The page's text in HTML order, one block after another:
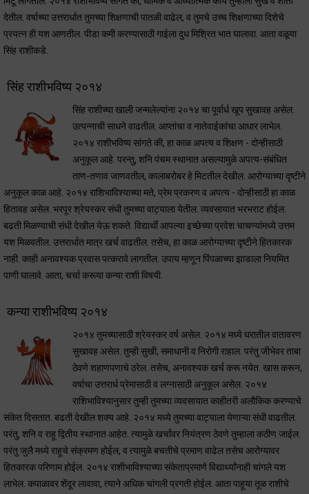
देतील. वर्षाच्या उत्तरार्धात तुमच्या शिक्षणाची पातळी वाढेल, व तुमचे उच्च शिक्षणाच्या दिशेचे
प्रयत्न ही यश आणतील. पीडा कमी करण्यासाठी गाईला दुध मिश्रित भात घालावा. आता वळूया
सिंह राशीकडे.
सिंह राशीभविष्य २०१४
सिंह राशीच्या खाली जन्मलेल्यांना २०१४ चा पूर्वार्ध खूप सुखावह असेल.
उत्पन्नाची साधने वाढतील. आप्तांचा व नातेवाईकांचा आधार लाभेल.
२०१४ राशीभविष्य सांगते की, हा काळ अपत्य व शिक्षण - दोन्हीसाठी
अनुकूल आहे. परन्तु, शनि पंचम स्थानात असल्यामुळे अपत्य-संबंधित
ताण-तणाव जाणवतील, कालाबरोबर हे मिटतील देखील. आरोग्याच्या दृष्टीने
अनुकूल काळ आहे. २०१४ राशिभाविश्याच्या मते, प्रेम प्रकरण व अपत्य - दोन्हीसाठी हा काळ
हितावह असेल. भरपूर श्रेयस्कर संधी तुमच्या वाट्याला येतील. व्यवसायात भरभराट होईल.
बढती मिळण्याची संधी देखील येऊ शकते. विद्यार्थी आपल्या इच्छेच्या प्रवेश चाचण्यांमध्ये उत्तम
यश मिळवतील. उत्तरार्धात मात्र खर्च वाढतील. तसेच, हा काळ आरोग्याच्या दृष्टीने हितकारक
नाही. काही अनावश्यक प्रवास पत्करावे लागतील. उपाय म्हणून पिंपळाच्या झाडाला नियमित
पाणी घालावे. आता, चर्चा करूया कन्या राशी विषयी.
कन्या राशीभविष्य २०१४
२०१४ तुमच्यासाठी श्रेयस्कर वर्ष असेल. २०१४ मध्ये घरातील वातावरण
सुखावह असेल. तुम्ही सुखी, समाधानी व निरोगी राहाल. परंतु जीभेवर ताबा
ठेवणे शहाणपणाचे ठरेल. तसेच, अनावश्यक खर्च करू नयेत. खास करून,
वर्षाचा उत्तरार्ध प्रेमासाठी व लग्नासाठी अनुकूल असेल. २०१४
राशिभाविश्यानुसार तुम्ही तुमच्या व्यवसायात काहीतरी अलौकिक करण्याचे
संकेत दिसतात. बढती देखील शक्य आहे. २०१४ मध्ये तुमच्या वाट्याला येणाऱ्या संधी वाढतील.
परंतु, शनि व राहू द्वितीय स्थानात आहेत. त्यामुळे खर्चांवर नियंत्रण ठेवणे तुम्हाला कठीण जाईल.
परंतु जुलै मध्ये राहूचे संक्रमण होईल, व त्यामुळे बचतीचे प्रमाण वाढेल तसेच आरोग्यावर
हितकारक परिणाम होईल. २०१४ राशीभाविश्याच्या संकेताप्रमाणे विद्यार्थ्यांनाही चांगले यश
लाभेल. कपाळावर शेंदूर लावावा, त्याने अधिक चांगली प्रगती होईल. आता पाहूया तूळ राशीचे